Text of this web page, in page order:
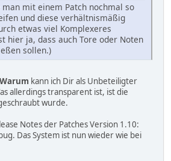
mit einem Patch nochmal so
und diese verhältnismäßig
etwas viel Komplexeres
hier ja, dass auch Tore oder Noten
sollen.)
kann ich Dir als Unbeteiligter
allerdings transparent ist, ist die
wurde.
Notes der Patches Version 1.10:
Das System ist nun wieder wie bei